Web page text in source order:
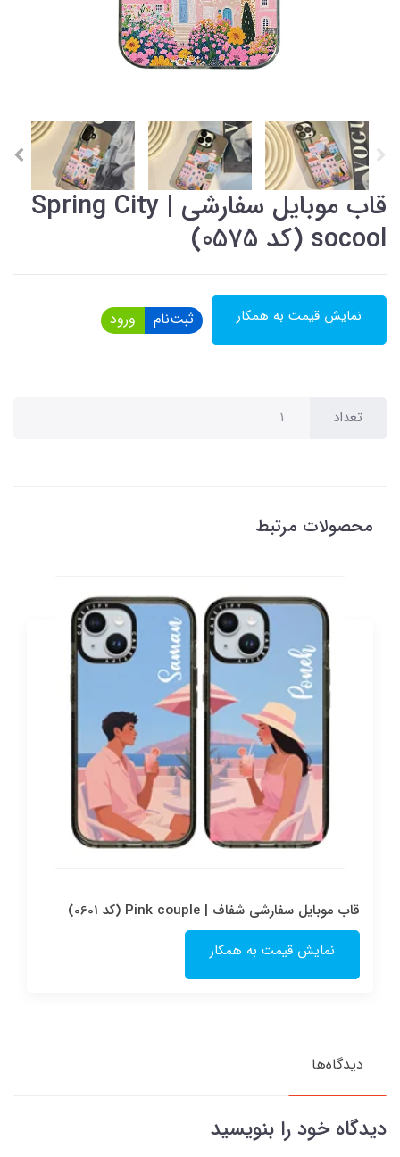
قاب موبایل سفارشی Spring City |
socool (کد 0575)
نمایش قیمت به همکار ثبت‌نام ورود
تعداد
محصولات مرتبط
قاب موبایل سفارشی شفاف | Pink couple (کد 0601)
نمایش قیمت به همکار
دیدگاه‌ها
دیدگاه خود را بنویسید